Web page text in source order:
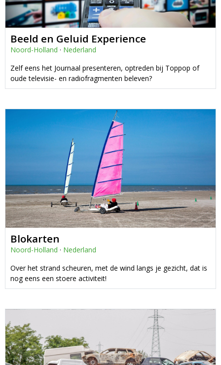
Beeld en Geluid Experience
Noord-Holland · Nederland
Zelf eens het Journaal presenteren, optreden bij Toppop of
oude televisie- en radiofragmenten beleven?
Blokarten
Noord-Holland · Nederland
Over het strand scheuren, met de wind langs je gezicht, dat is
nog eens een stoere activiteit!